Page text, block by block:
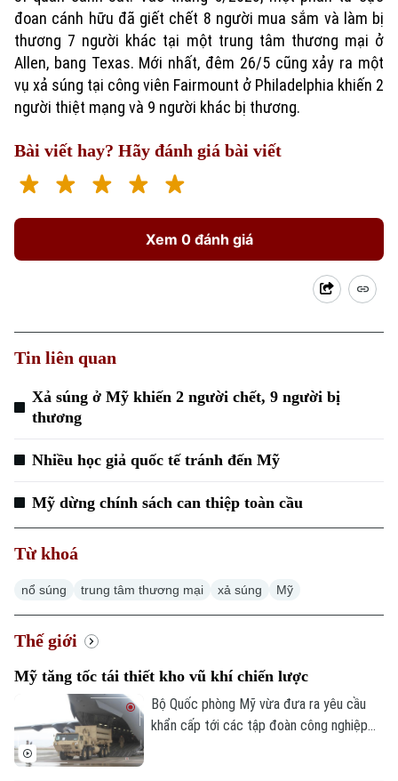
đoan cánh hữu đã giết chết 8 người mua sắm và làm bị
thương 7 người khác tại một trung tâm thương mại ở
Allen, bang Texas. Mới nhất, đêm 26/5 cũng xảy ra một
vụ xả súng tại công viên Fairmount ở Philadelphia khiến 2
người thiệt mạng và 9 người khác bị thương.
Bài viết hay? Hãy đánh giá bài viết
Xem 0 đánh giá
Tin liên quan
Xả súng ở Mỹ khiến 2 người chết, 9 người bị
thương
Nhiều học giả quốc tế tránh đến Mỹ
Mỹ dừng chính sách can thiệp toàn cầu
Từ khoá
nổ súng trung tâm thương mại xả súng Mỹ
Thế giới
Mỹ tăng tốc tái thiết kho vũ khí chiến lược
Bộ Quốc phòng Mỹ vừa đưa ra yêu cầu
khẩn cấp tới các tập đoàn công nghiệp